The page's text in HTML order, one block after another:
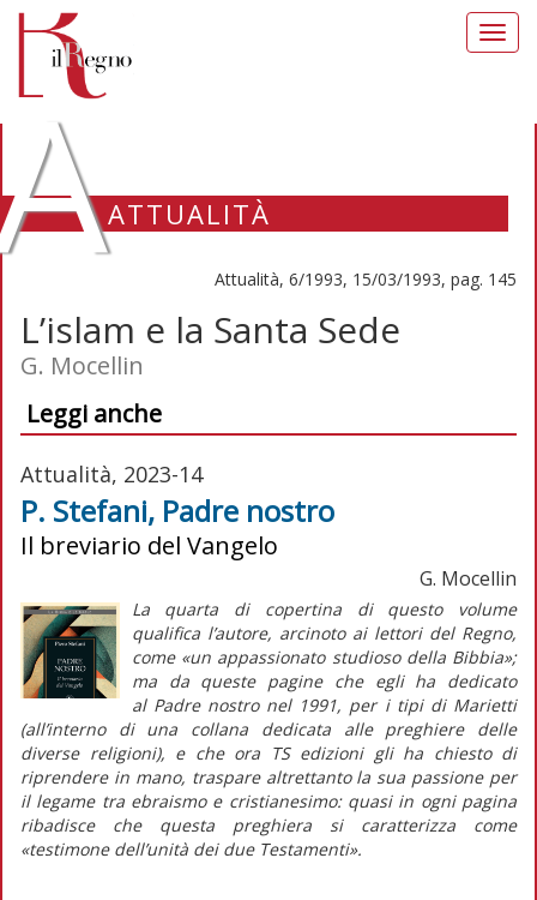
ATTUALITÀ
Attualità, 6/1993, 15/03/1993, pag. 145
L’islam e la Santa Sede
G. Mocellin
Leggi anche
Attualità, 2023-14
P. Stefani, Padre nostro
Il breviario del Vangelo
G. Mocellin
La quarta di copertina di questo volume
qualifica l’autore, arcinoto ai lettori del Regno,
come «un appassionato studioso della Bibbia»;
ma da queste pagine che egli ha dedicato
al Padre nostronel 1991, per i tipi di Marietti
(all’interno di una collana dedicata alle preghiere delle
diverse religioni), e che ora TS edizioni gli ha chiesto di
riprendere in mano, traspare altrettanto la sua passione per
il legame tra ebraismo e cristianesimo: quasi in ogni pagina
ribadisce che questa preghiera si caratterizza come
«testimone dell’unità dei due Testamenti».